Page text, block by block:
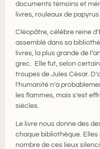
documents témoins et
livres, rouleaux de
Cléopâtre, célèbre reine
assemblé dans sa
livres, la plus grande de
grec. Elle fut, selon
troupes de Jules César.
l’humanité n’a
les flammes, mais s’est
siècles.
Le livre nous donne des
chaque bibliothèque. Elles
nombre de ces lieux